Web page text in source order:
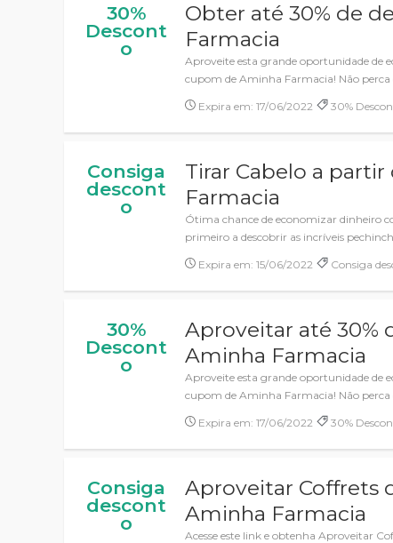
30%
Descont
o
Obter até 30% de
Farmacia
Aproveite esta grande oportunidade de
cupom de Aminha Farmacia! Não perca
Expira em: 17/06/2022 30%
Consiga
descont
o
Tirar Cabelo a
Farmacia
Ótima chance de economizar dinheiro
primeiro a descobrir as incríveis
Expira em: 15/06/2022 Consiga
30%
Descont
o
Aproveitar até 30%
Aminha Farmacia
Aproveite esta grande oportunidade de
cupom de Aminha Farmacia! Não perca
Expira em: 17/06/2022 30%
Consiga
descont
o
Aproveitar Coffrets
Aminha Farmacia
Acesse este link e obtenha Aproveitar